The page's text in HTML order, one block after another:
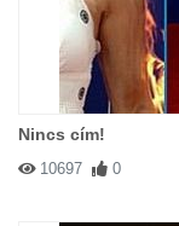
Nincs cím!
10697 0